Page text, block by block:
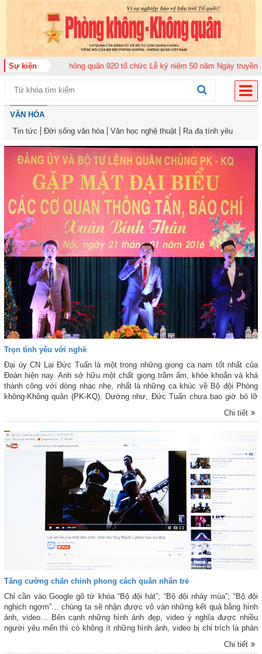
Sự kiện
đoàn Không quân 920 tổ chức Lễ kỷ niệm 50 năm Ngày truyền thống (12-
VĂN HÓA
Tin tức
Đời sống văn hóa Văn học nghệ thuật Ra đa tình yêu
Trọn tình yêu với nghề
Đại úy CN Lại Đức Tuấn là một trong những giọng ca nam tốt nhất của
Đoàn hiện nay. Anh sở hữu một chất giọng trầm ấm, khỏe khoắn và khá
thành công với dòng nhạc nhẹ, nhất là những ca khúc về Bộ đội Phòng
không-Không quân (PK-KQ). Dường như, Đức Tuấn chưa bao giờ bỏ lỡ
một chương trình nào của Đoàn. Khi thì anh đơn ca, lúc thì song ca, tốp
ca, hợp xướng… ở vai trò nào anh cũng hoàn thành tốt, để lại ấn tượng
của Thiếu tá Phạm A
Chi tiết
Tăng cường chấn chỉnh phong cách quân nhân trẻ
Chỉ cần vào Google gõ từ khóa “Bộ đội hát”; “Bộ đội nhảy múa”; “Bộ đội
nghịch ngợm”… chúng ta sẽ nhận được vô vàn những kết quả bằng hình
ảnh, video… Bên cạnh những hình ảnh đẹp, video ý nghĩa được nhiều
người yêu mến thì có không ít những hình ảnh, video bị chỉ trích là phản
theo dõi chúng ta sẽ thấy, đa phần số hình ảnh, video đó được thực hiện
Chi tiết